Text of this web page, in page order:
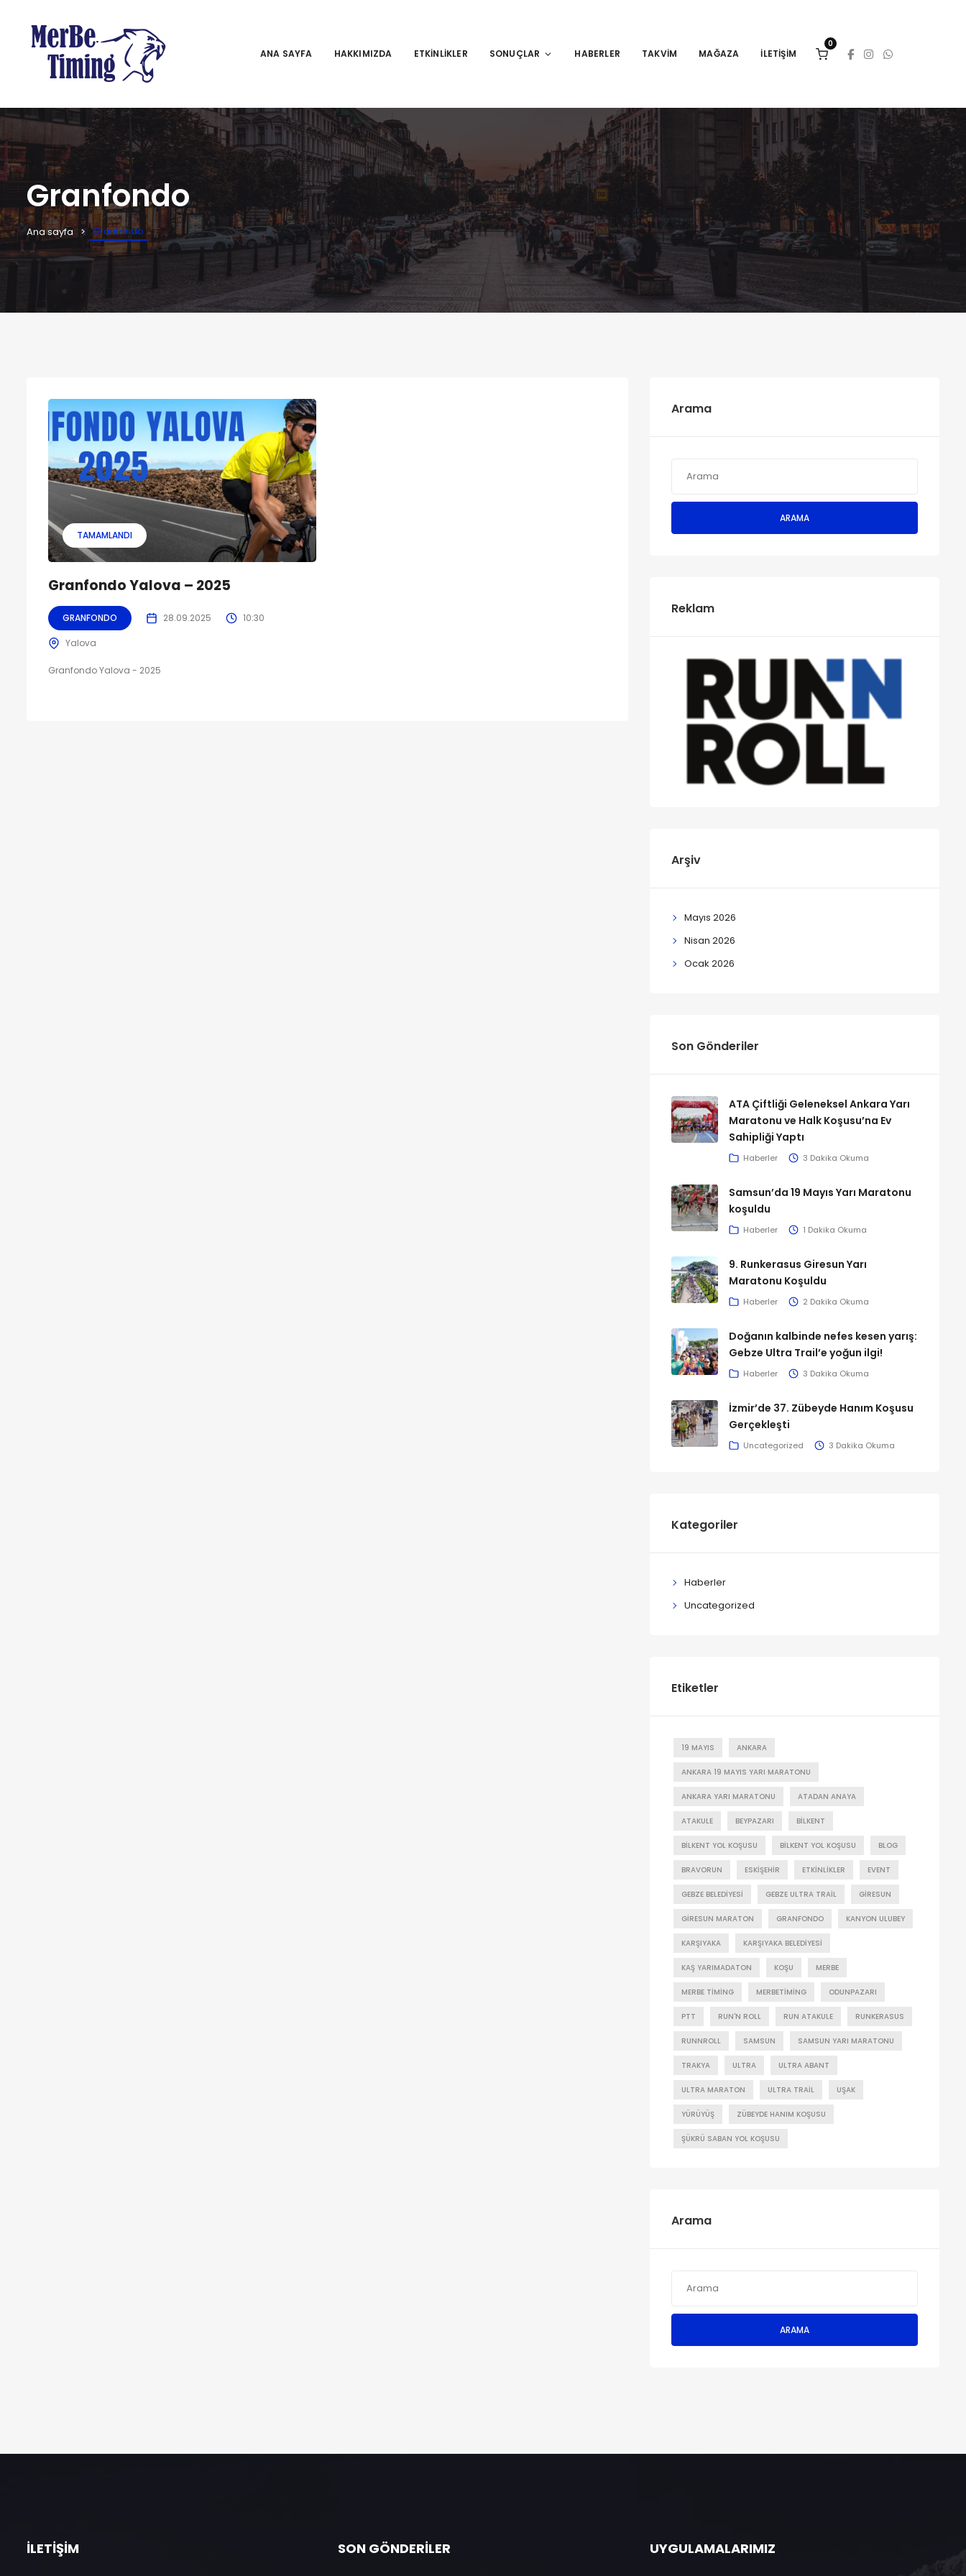
ANA SAYFA HAKKIMIZDA ETKINLIKLER SONUÇLAR HABERLER TAKVIM MAĞAZA İLETIŞIM
0
Granfondo
Ana sayfa Granfondo
TAMAMLANDI
Granfondo Yalova – 2025
GRANFONDO 28.09.2025 10:30
Yalova
Granfondo Yalova - 2025
Arama
ARAMA
Reklam
Arşiv
Mayıs 2026
Nisan 2026
Ocak 2026
Son Gönderiler
ATA Çiftliği Geleneksel Ankara Yarı
Maratonu ve Halk Koşusu’na Ev
Sahipliği Yaptı
Haberler 3 Dakika Okuma
Samsun’da 19 Mayıs Yarı Maratonu
koşuldu
Haberler 1 Dakika Okuma
9. Runkerasus Giresun Yarı
Maratonu Koşuldu
Haberler 2 Dakika Okuma
Doğanın kalbinde nefes kesen yarış:
Gebze Ultra Trail’e yoğun ilgi!
Haberler 3 Dakika Okuma
İzmir’de 37. Zübeyde Hanım Koşusu
Gerçekleşti
Uncategorized 3 Dakika Okuma
Kategoriler
Haberler
Uncategorized
Etiketler
19 MAYIS ANKARA
ANKARA 19 MAYIS YARI MARATONU
ANKARA YARI MARATONU ATADAN ANAYA
ATAKULE BEYPAZARI BILKENT
BILKENT YOL KOŞUSU BILKENT YOL KOŞUSU BLOG
BRAVORUN ESKIŞEHIR ETKINLIKLER EVENT
GEBZE BELEDIYESI GEBZE ULTRA TRAIL GIRESUN
GIRESUN MARATON GRANFONDO KANYON ULUBEY
KARŞIYAKA KARŞIYAKA BELEDIYESI
KAŞ YARIMADATON KOŞU MERBE
MERBE TIMING MERBETIMING ODUNPAZARI
PTT RUN'N ROLL RUN ATAKULE RUNKERASUS
RUNNROLL SAMSUN SAMSUN YARI MARATONU
TRAKYA ULTRA ULTRA ABANT
ULTRA MARATON ULTRA TRAIL UŞAK
YÜRÜYÜŞ ZÜBEYDE HANIM KOŞUSU
ŞÜKRÜ SABAN YOL KOŞUSU
Arama
ARAMA
İLETIŞIM SON GÖNDERILER UYGULAMALARIMIZ